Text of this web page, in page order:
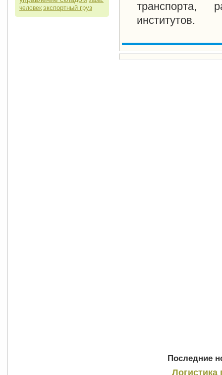
человек экспортный груз
транспорта,
институтов.
Последние
Логистика